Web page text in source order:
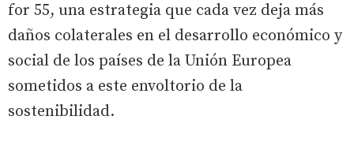
for 55, una estrategia que cada vez deja más
daños colaterales en el desarrollo económico y
social de los países de la Unión Europea
sometidos a este envoltorio de la
sostenibilidad.